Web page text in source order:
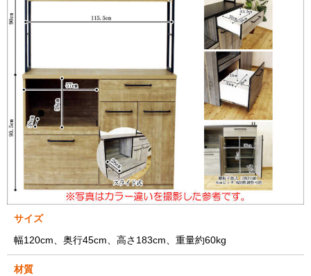
サイズ
幅120cm、奥行45cm、高さ183cm、重量約60kg
材質